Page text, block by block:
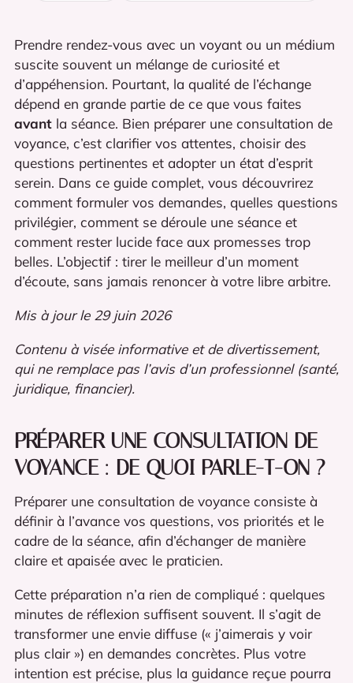
Prendre rendez-vous avec un voyant ou un médium
suscite souvent un mélange de curiosité et
d’appéhension. Pourtant, la qualité de l’échange
dépend en grande partie de ce que vous faites
avant la séance. Bien préparer une consultation de
voyance, c’est clarifier vos attentes, choisir des
questions pertinentes et adopter un état d’esprit
serein. Dans ce guide complet, vous découvrirez
comment formuler vos demandes, quelles questions
privilégier, comment se déroule une séance et
comment rester lucide face aux promesses trop
belles. L’objectif : tirer le meilleur d’un moment
d’écoute, sans jamais renoncer à votre libre arbitre.
Mis à jour le 29 juin 2026
Contenu à visée informative et de divertissement,
qui ne remplace pas l’avis d’un professionnel (santé,
juridique, financier).
PRÉPARER UNE CONSULTATION DE
VOYANCE : DE QUOI PARLE-T-ON ?
Préparer une consultation de voyance consiste à
définir à l’avance vos questions, vos priorités et le
cadre de la séance, afin d’échanger de manière
claire et apaisée avec le praticien.
Cette préparation n’a rien de compliqué : quelques
minutes de réflexion suffisent souvent. Il s’agit de
transformer une envie diffuse (« j’aimerais y voir
plus clair ») en demandes concrètes. Plus votre
intention est précise, plus la guidance reçue pourra